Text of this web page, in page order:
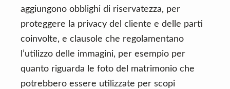
aggiungono obblighi di riservatezza, per
proteggere la privacy del cliente e delle parti
coinvolte, e clausole che regolamentano
l’utilizzo delle immagini, per esempio per
quanto riguarda le foto del matrimonio che
potrebbero essere utilizzate per scopi